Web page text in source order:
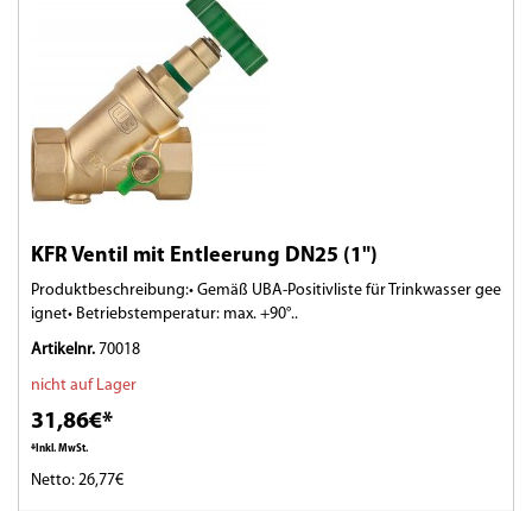
KFR Ventil mit Entleerung DN25 (1")
Produktbeschreibung:• Gemäß UBA-Positivliste für Trinkwasser gee
ignet• Betriebstemperatur: max. +90°..
Artikelnr. 70018
nicht auf Lager
31,86€*
*Inkl. MwSt.
Netto: 26,77€